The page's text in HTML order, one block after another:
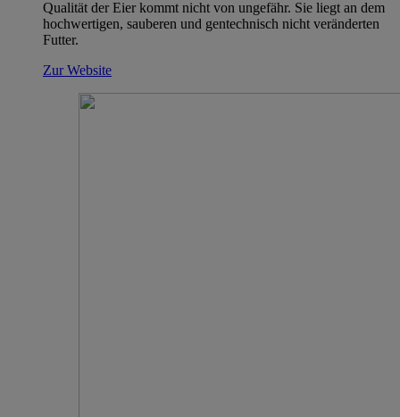
Qualität der Eier kommt nicht von ungefähr. Sie liegt an dem
hochwertigen, sauberen und gentechnisch nicht veränderten
Futter.
Zur Website